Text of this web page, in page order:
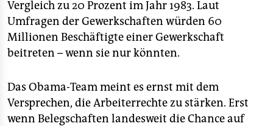
Vergleich zu 20 Prozent im Jahr 1983. Laut
Umfragen der Gewerkschaften würden 60
Millionen Beschäftigte einer Gewerkschaft
beitreten – wenn sie nur könnten.
Das Obama-Team meint es ernst mit dem
Versprechen, die Arbeiterrechte zu stärken. Erst
wenn Belegschaften landesweit die Chance auf